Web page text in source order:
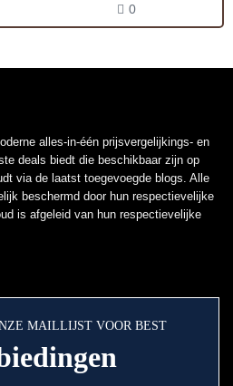
0
alles-in-één prijsvergelijkings- en
deals biedt die beschikbaar zijn op
via de laatst toegevoegde blogs. Alle
beschermd door hun respectievelijke
is afgeleid van hun respectievelijke
MAILLIJST VOOR BEST